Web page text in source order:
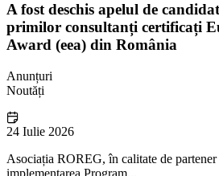
A fost deschis apelul de
primilor consultanți certificați
Award (eea) din România
Anunțuri
Noutăți
24 Iulie 2026
Asociația ROREG, în calitate de
implementarea Program...